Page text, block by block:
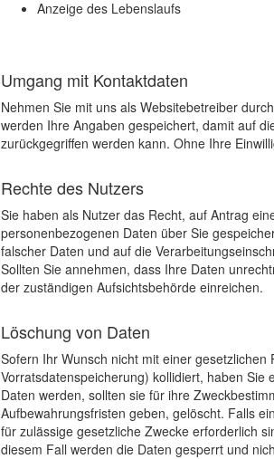
Anzeige des Lebenslaufs
Umgang mit Kontaktdaten
Nehmen Sie mit uns als Websitebetreiber
werden Ihre Angaben gespeichert, damit auf
zurückgegriffen werden kann. Ohne Ihre
Rechte des Nutzers
Sie haben als Nutzer das Recht, auf Antrag
personenbezogenen Daten über Sie
falscher Daten und auf die
Sollten Sie annehmen, dass Ihre Daten
der zuständigen Aufsichtsbehörde einreichen.
Löschung von Daten
Sofern Ihr Wunsch nicht mit einer
Vorratsdatenspeicherung) kollidiert, haben
Daten werden, sollten sie für ihre
Aufbewahrungsfristen geben, gelöscht. Falls
für zulässige gesetzliche Zwecke erforderlich
diesem Fall werden die Daten gesperrt und